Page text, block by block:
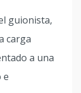
guionista,
carga
a una
e